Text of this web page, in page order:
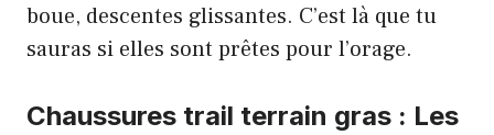
boue, descentes glissantes. C’est là que tu
sauras si elles sont prêtes pour l’orage.
Chaussures trail terrain gras : Les